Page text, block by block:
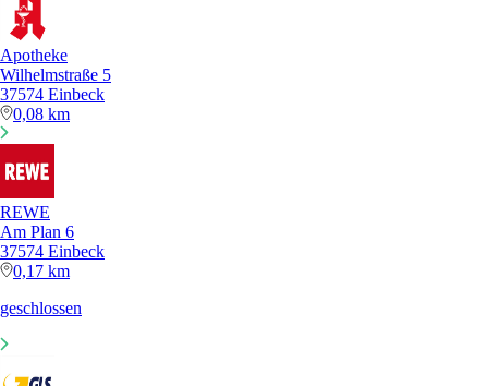
Apotheke
Wilhelmstraße 5
37574 Einbeck
0,08 km
REWE
Am Plan 6
37574 Einbeck
0,17 km
geschlossen